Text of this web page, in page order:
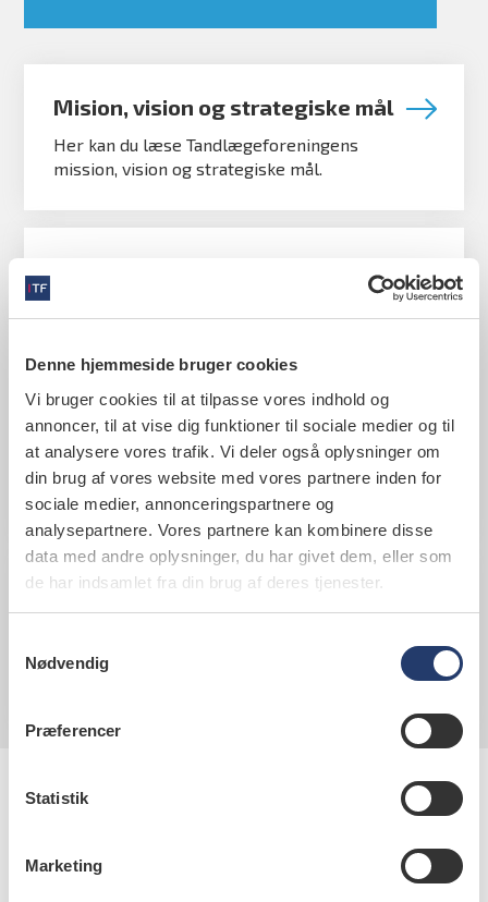
Denne hjemmeside bruger cookies
Vi bruger cookies til at tilpasse vores indhold og
annoncer, til at vise dig funktioner til sociale medier og til
at analysere vores trafik. Vi deler også oplysninger om
din brug af vores website med vores partnere inden for
sociale medier, annonceringspartnere og
analysepartnere. Vores partnere kan kombinere disse
data med andre oplysninger, du har givet dem, eller som
de har indsamlet fra din brug af deres tjenester.
Nødvendig
Præferencer
Statistik
Marketing
Mision, vision og strategiske mål
Her kan du læse Tandlægeforeningens
mission, vision og strategiske mål.
Det mener Tandlægeforeningen
Her kan du læse om Tandlægeforeningen,
finde ledige stillinger og
kontaktinformation på medarbejdere i
sekretariatet.
Til leverandører
elektroniske fakturaer fra leverandører.